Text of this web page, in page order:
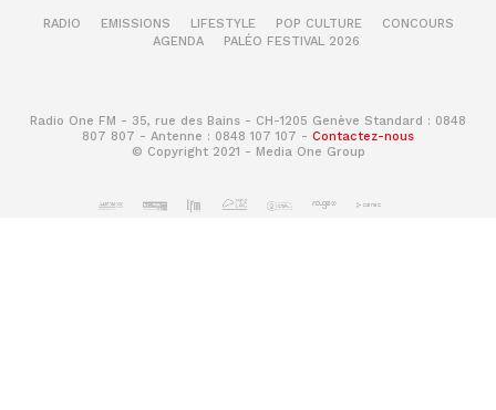
RADIO EMISSIONS LIFESTYLE POP CULTURE
CONCOURS
AGENDA
PALÉO FESTIVAL 2026
Radio One FM - 35, rue des Bains - CH-1205 Genève Standard : 0848
807 807 - Antenne : 0848 107 107 - Contactez-nous
© Copyright 2021 - Media One Group